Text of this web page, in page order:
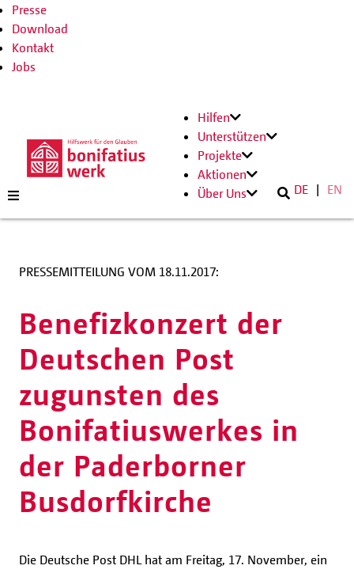
Presse
Download
Kontakt
Jobs
Hilfen
Unterstützen
Projekte
Aktionen
Über Uns
DE EN
PRESSEMITTEILUNG VOM 18.11.2017:
Benefizkonzert der
Deutschen Post
zugunsten des
Bonifatiuswerkes in
der Paderborner
Busdorfkirche
Die Deutsche Post DHL hat am Freitag, 17. November, ein